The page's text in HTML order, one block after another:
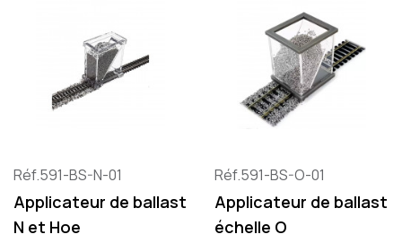
Réf.591-BS-N-01
Applicateur de ballast
N et Hoe
Réf.591-BS-O-01
Applicateur de ballast
échelle O